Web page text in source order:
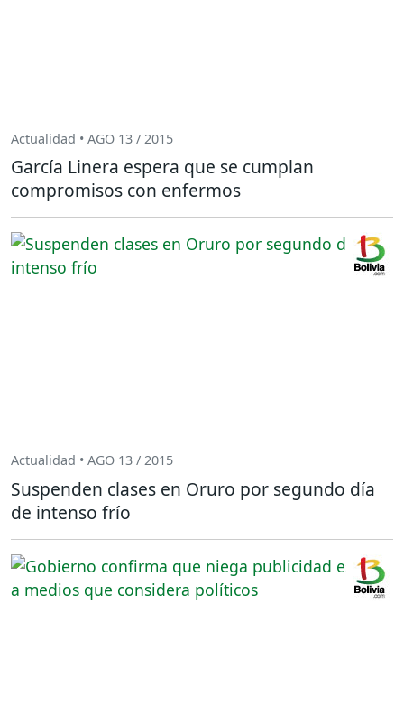
Actualidad • AGO 13 / 2015
García Linera espera que se cumplan
compromisos con enfermos
Actualidad • AGO 13 / 2015
Suspenden clases en Oruro por segundo día
de intenso frío